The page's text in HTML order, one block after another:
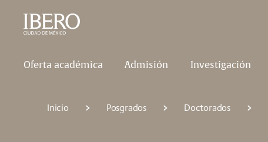
Saltar al contenido principal
Saltar a la navegación principal
Saltar al pie de página
Oferta académica Admisión Investigación
Inicio Posgrados Doctorados